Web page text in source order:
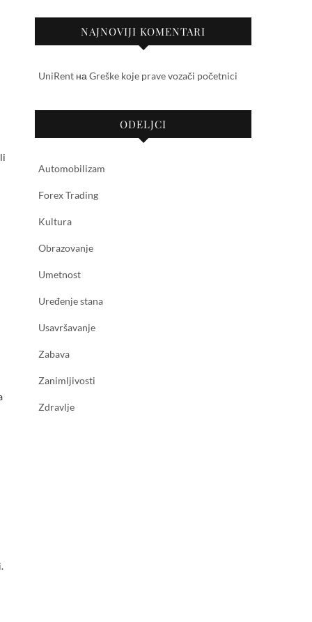
NAJNOVIJI KOMENTARI
UniRent на Greške koje prave vozači početnici
ODELJCI
Automobilizam
Forex Trading
Kultura
Obrazovanje
Umetnost
Uređenje stana
Usavršavanje
Zabava
Zanimljivosti
Zdravlje